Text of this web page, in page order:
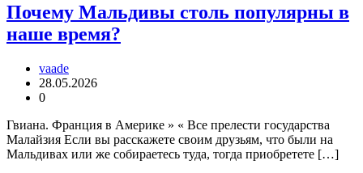
Почему Мальдивы столь популярны в
наше время?
vaade
28.05.2026
0
Гвиана. Франция в Америке » « Все прелести государства
Малайзия Если вы расскажете своим друзьям, что были на
Мальдивах или же собираетесь туда, тогда приобретете […]